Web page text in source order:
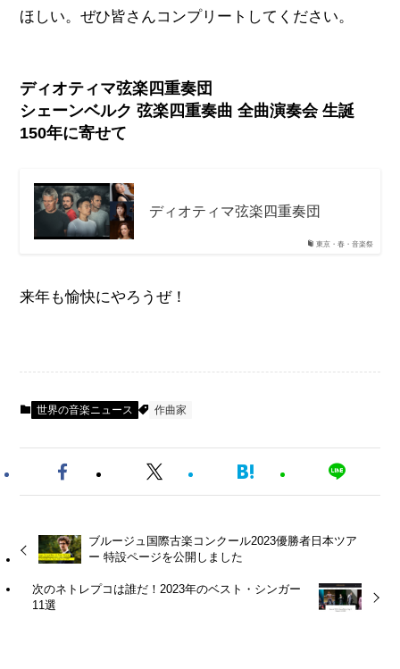
ほしい。ぜひ皆さんコンプリートしてください。
ディオティマ弦楽四重奏団
シェーンベルク 弦楽四重奏曲 全曲演奏会 生誕
150年に寄せて
東京・春・音楽祭
ディオティマ弦楽四重奏団
来年も愉快にやろうぜ！
世界の音楽ニュース 作曲家
ブルージュ国際古楽コンクール2023優勝者日本ツア
ー 特設ページを公開しました
次のネトレプコは誰だ！2023年のベスト・シンガー
11選